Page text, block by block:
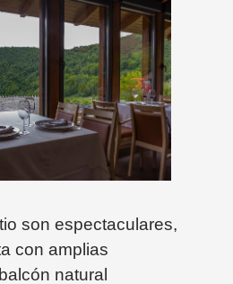
son espectaculares,
con amplias
natural